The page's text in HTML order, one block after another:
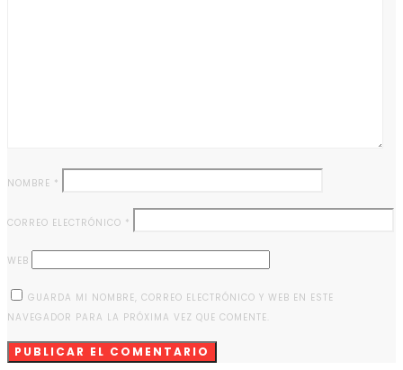
NOMBRE *
CORREO ELECTRÓNICO *
WEB
GUARDA MI NOMBRE, CORREO ELECTRÓNICO Y WEB EN ESTE
NAVEGADOR PARA LA PRÓXIMA VEZ QUE COMENTE.